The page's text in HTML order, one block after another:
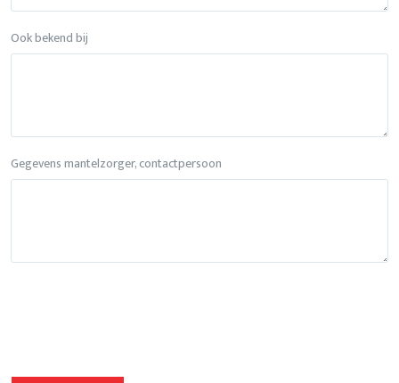
Ook bekend bij
Gegevens mantelzorger, contactpersoon